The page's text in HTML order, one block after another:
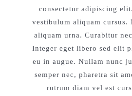
consectetur adipiscing
vestibulum aliquam cursus.
aliquam urna. Curabitur
Integer eget libero sed elit
eu in augue. Nullam nunc
semper nec, pharetra sit
rutrum diam vel est